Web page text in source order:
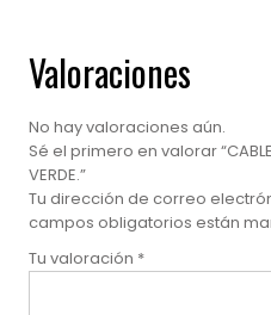
Valoraciones
No hay valoraciones aún.
Sé el primero en valorar “CABLE
VERDE.”
Tu dirección de correo
campos obligatorios están
Tu valoración *